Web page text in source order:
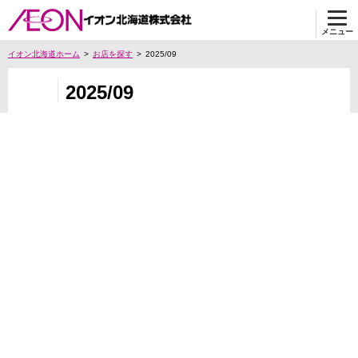
メニュー
イオン北海道ホーム お店を探す 2025/09
2025/09